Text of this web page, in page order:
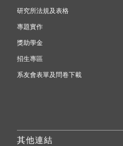
研究所法規及表格
專題實作
獎助學金
招生專區
系友會表單及問卷下載
其他連結